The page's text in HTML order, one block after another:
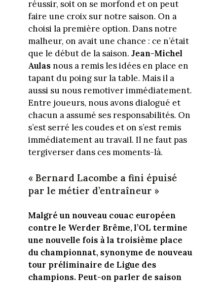
réussir, soit on se morfond et on peut
faire une croix sur notre saison. On a
choisi la première option. Dans notre
malheur, on avait une chance : ce n’était
que le début de la saison. Jean-Michel
Aulas nous a remis les idées en place en
tapant du poing sur la table. Mais il a
aussi su nous remotiver immédiatement.
Entre joueurs, nous avons dialogué et
chacun a assumé ses responsabilités. On
s’est serré les coudes et on s’est remis
immédiatement au travail. Il ne faut pas
tergiverser dans ces moments-là.
« Bernard Lacombe a fini épuisé
par le métier d’entraîneur »
Malgré un nouveau couac européen
contre le Werder Brême, l’OL termine
une nouvelle fois à la troisième place
du championnat, synonyme de nouveau
tour préliminaire de Ligue des
champions. Peut-on parler de saison